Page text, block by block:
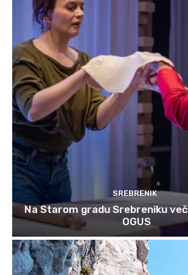
SREBRENIK
Na Starom gradu Srebreniku
OGUS